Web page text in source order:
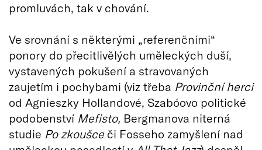
promluvách, tak v chování.
Ve srovnání s některými „referenčními“
ponory do přecitlivělých uměleckých duší,
vystavených pokušení a stravovaných
zaujetím i pochybami (viz třeba Provinční herci
od Agnieszky Hollandové, Szabóovo politické
podobenství Mefisto, Bergmanova niterná
studie Po zkoušceči Fosseho zamyšlení nad